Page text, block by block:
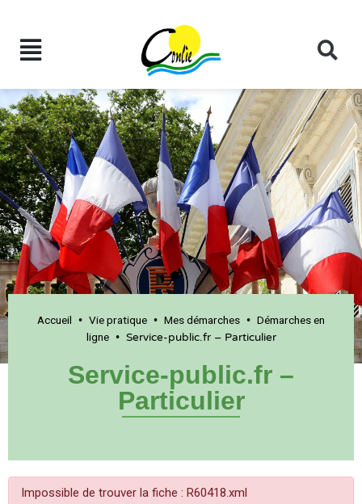
Accueil • Vie pratique • Mes démarches • Démarches en
ligne• Service-public.fr – Particulier
Service-public.fr –
Particulier
Impossible de trouver la fiche : R60418.xml